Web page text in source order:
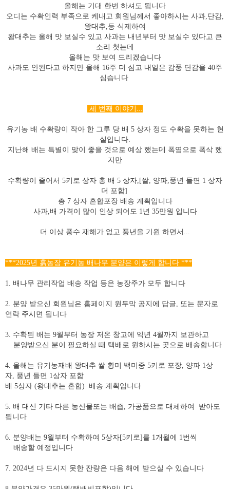
올해는 기대 한번 하셔도 됩니다
오디는 수확인력 부족으로 케내고 회원님께서 좋아하시는 사과,단감,
왕대추,등 식제하여
왕대추는 올해 맛 보실수 있고 사과는 내년부터 맛 보실수 있다고 큰
소리 첫는데
올해는 맛 보여 드리겠습니다
사과도 안된다고 하지만 올해 16주 더 심고 내일은 감풍 단감을 40주
심습니다
세 번째 이야기 ...
유기농 배 수확량이 작아 한 그루 당 배 5 상자 정도 수확을 못하는 현
실입니다.
지난해 배는 특별이 맞이 좋을 것으로 예상 했는데 폭염으로 폭삭 했
지만
수확량이 줄어서 5키로 상자 총 배 5 상자,[쌀, 양파,풍년 들면 1 상자
더 포함]
총 7 상자 혼합포장 배송 계획입니다
사과,배 가격이 많이 인상 되어도 1년 35만원 입니다
더 이상 풍수 재해가 없고 풍년을 기원 하면서 ...
***2025년 흙농장 유기농 배나무 분양은 이렇게 합니다 ***
1. 배나무 관리작업 배송 작업 등은 농장주가 모두 합니다
2. 분양 받으신 회원님은 홈페이지 원두막 공지에 답글, 또는 문자로
연락 주시면 됩니다
3. 수확된 배는 9월부터 농장 저온 창고에 익년 4월까지 보관하고
분양받으신 분이 필요하실 때 택배로 원하시는 곳으로 배송합니다
4. 올해는 유기농재배 왕대추 쌀 황미 백미중 5키로 포장, 양파 1상
자, 풍년 들면 1상자 포함
배 5상자 (왕대추는 혼합) 배송 계획입니다
5. 배 대신 기타 다른 농산물또는 배즙, 가공품으로 대체하여
받아도
됩니다
6. 분양배는 9월부터 수확하여 5상자[5키로] 를 1개월에 1번씩
배송할 예정입니다
7. 2024년 다 드시지 못한 잔량은 다음 해에 받으실 수 있습니다